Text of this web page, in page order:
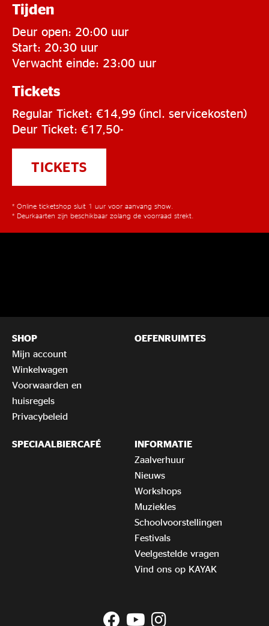
Tijden
Deur open: 20:00 uur
Start: 20:30 uur
Verwacht einde: 23:00 uur
Tickets
Regular Ticket: €14,99 (incl. servicekosten)
Deur Ticket: €17,50-
TICKETS
* Online ticketshop sluit 1 uur voor aanvang show.
* Deurkaarten zijn beschikbaar zolang de voorraad strekt.
SHOP
Mijn account
Winkelwagen
Voorwaarden en
huisregels
Privacybeleid
OEFENRUIMTES
SPECIAALBIERCAFÉ
INFORMATIE
Zaalverhuur
Nieuws
Workshops
Muziekles
Schoolvoorstellingen
Festivals
Veelgestelde vragen
Vind ons op KAYAK